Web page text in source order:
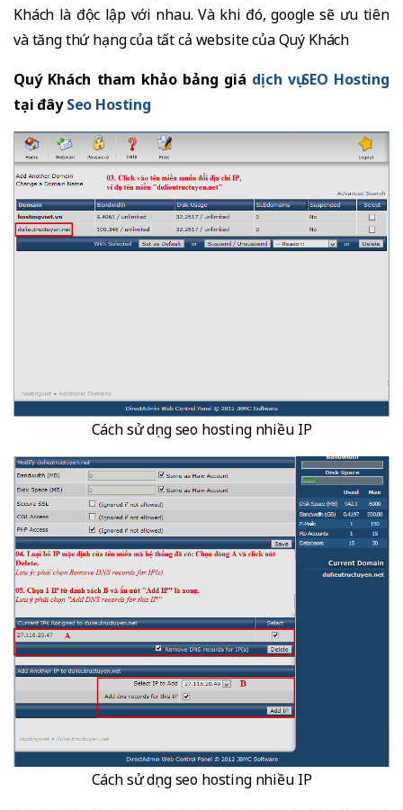
Khách là độc lập với nhau. Và khi đó, google sẽ ưu tiên
và tăng thứ hạng của tất cả website của Quý Khách
Quý Khách tham khảo bảng giá dịch vụ SEO Hosting
tại đâySeo Hosting
Cách sử dụng seo hosting nhiều IP
Cách sử dụng seo hosting nhiều IP